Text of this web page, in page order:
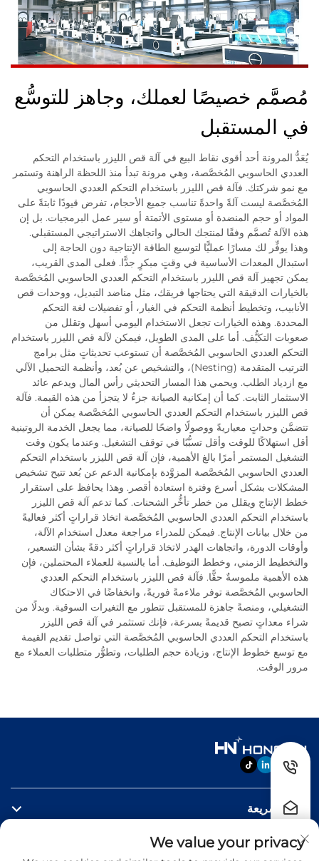
مُصمَّم خصيصًا لعملك، وجاهز للتوسُّع
في المستقبل
يُعَدُّ المرونة أحد أقوى نقاط البيع في آلة قص الليزر باستخدام التحكم
العددي الحاسوبي المُخصَّصة، وهي مرونة تبدأ منذ اللحظة الراهنة وتستمر
مع نمو شركتك. فآلة قص الليزر باستخدام التحكم العددي الحاسوبي
المُخصَّصة ليست آلةً واحدةً تناسب جميع الأحجام، تفرض قيودًا ثابتةً على
المواد أو حجم المنضدة أو مستوى الأتمتة أو سير عمل البرمجيات. بل إن
هذه الآلة تُصمَّم وفقًا لمنتجك الحالي واتجاهك الاستراتيجي المستقبلي.
وهذا يوفِّر لك مسارًا عمليًّا لتوسيع الطاقة الإنتاجية دون الحاجة إلى
استبدال المعدات الأساسية في وقتٍ مبكرٍ جدًّا. فعلى المدى القريب،
يمكن تجهيز آلة قص الليزر باستخدام التحكم العددي الحاسوبي المُخصَّصة
بالخيارات الدقيقة التي يحتاجها فريقك، مثل مناضد التبديل، ووحدات قص
الأنابيب، وتخطيط أنظمة التحكم في الغبار، أو تفضيلات لغة التحكم
المحددة. وهذه الخيارات تجعل الاستخدام اليومي أسهل وتقلل من
صعوبات التكيُّف. أما على المدى الطويل، فيمكن لآلة قص الليزر باستخدام
التحكم العددي الحاسوبي المُخصَّصة أن تستوعب تحديثاتٍ مثل برامج
الترتيب المتقدمة (Nesting)، والتشخيص عن بُعد، وأنظمة التحميل الآلي
مع ازدياد الطلب. ويحمي هذا المسار التحديثي رأس المال ويدعم عائد
الاستثمار الثابت. كما أن إمكانية الصيانة جزءٌ لا يتجزأ من هذه القيمة. فآلة
قص الليزر باستخدام التحكم العددي الحاسوبي المُخصَّصة يمكن أن
تتضمَّن وحداتٍ معياريةً ووصولًا واضحًا للصيانة، مما يجعل الخدمة الروتينية
أقل استهلاكًا للوقت وأقل تسبُّبًا في توقف التشغيل. وعندما يكون وقت
التشغيل المستمر أمرًا بالغ الأهمية، فإن آلة قص الليزر باستخدام التحكم
العددي الحاسوبي المُخصَّصة المزوَّدة بإمكانية الدعم عن بُعد تتيح تشخيص
المشكلات بشكل أسرع وفترة استعادة أقصر. وهذا يحافظ على استقرار
خطط الإنتاج ويقلل من خطر تأخُّر الشحنات. كما تدعم آلة قص الليزر
باستخدام التحكم العددي الحاسوبي المُخصَّصة اتخاذ قراراتٍ أكثر فعاليةً
من خلال بيانات الإنتاج. فيمكن للمدراء مراجعة معدل استخدام الآلة،
وأوقات الدورة، واتجاهات الهدر لاتخاذ قراراتٍ أكثر دقةً بشأن التسعير،
والتخطيط الزمني، وخطط التوظيف. أما بالنسبة للعملاء المحتملين، فإن
هذه الأهمية ملموسةٌ حقًّا. فآلة قص الليزر باستخدام التحكم العددي
الحاسوبي المُخصَّصة توفر ملاءمةً فوريةً، وانخفاضًا في الاحتكاك
التشغيلي، ومنصةً جاهزة للمستقبل تتطور مع التغيرات السوقية. وبدلًا من
شراء معداتٍ تصبح قديمةً بسرعة، فإنك تستثمر في آلة قص الليزر
باستخدام التحكم العددي الحاسوبي المُخصَّصة التي تواصل تقديم القيمة
مع توسع خطوط الإنتاج، وزيادة حجم الطلبات، وتطوُّر متطلبات العملاء مع
مرور الوقت.
روابط سريعة
منتجات
We value your privacy